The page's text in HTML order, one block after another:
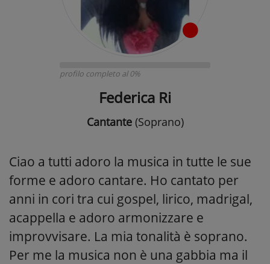
profilo completo al 0%
Federica Ri
Cantante(Soprano)
Ciao a tutti adoro la musica in tutte le sue
forme e adoro cantare. Ho cantato per
anni in cori tra cui gospel, lirico, madrigal,
acappella e adoro armonizzare e
improvvisare. La mia tonalità è soprano.
Per me la musica non è una gabbia ma il